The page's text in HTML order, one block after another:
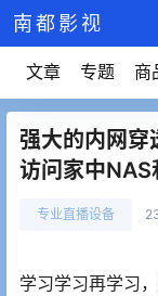
南都影视
文章 专题 商
强大的内网
访问家中NAS
专业直播设备
学习学习再学习